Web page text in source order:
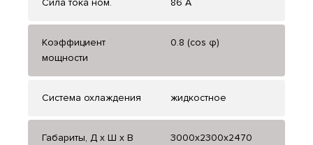
Сила тока ном. 86 А
Коэффициент
мощности
0.8 (cos φ)
Система охлаждения жидкостное
Габариты, Д x Ш x В 3000x2300x2470